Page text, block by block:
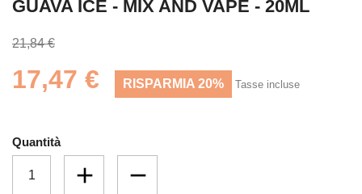
GUAVA ICE - MIX AND VAPE - 20ML
21,84 €
17,47 € RISPARMIA 20% Tasse incluse
Quantità